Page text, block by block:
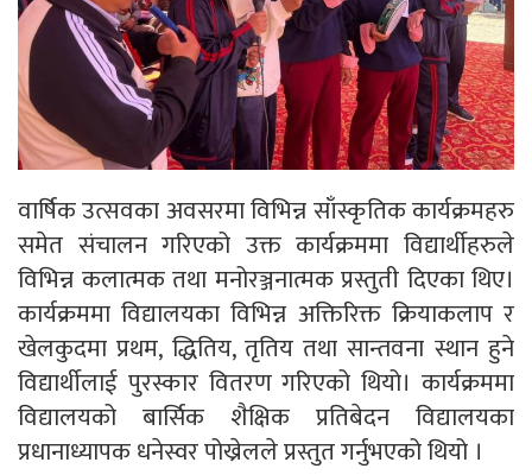
वार्षिक उत्सवका अवसरमा विभिन्न साँस्कृतिक कार्यक्रमहरु
समेत संचालन गरिएको उक्त कार्यक्रममा विद्यार्थीहरुले
विभिन्न कलात्मक तथा मनोरञ्जनात्मक प्रस्तुती दिएका थिए।
कार्यक्रममा विद्यालयका विभिन्न अक्तिरिक्त क्रियाकलाप र
खेलकुदमा प्रथम, द्धितिय, तृतिय तथा सान्तवना स्थान हुने
विद्यार्थीलाई पुरस्कार वितरण गरिएको थियो। कार्यक्रममा
विद्यालयको बार्सिक शैक्षिक प्रतिबेदन विद्यालयका
प्रधानाध्यापक धनेस्वर पोख्रेलले प्रस्तुत गर्नुभएको थियो ।